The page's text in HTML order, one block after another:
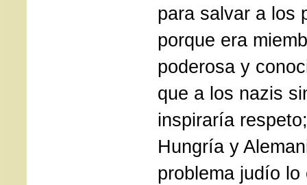
para salvar a los
porque era
poderosa y
que a los nazis
inspiraría
Hungría y
problema judío